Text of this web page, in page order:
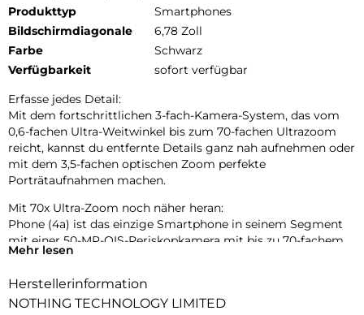
Produkttyp
Smartphones
Bildschirmdiagonale
6,78 Zoll
Farbe
Schwarz
Verfügbarkeit
sofort verfügbar
Erfasse jedes Detail:
Mit dem fortschrittlichen 3-fach-Kamera-System, das vom
0,6-fachen Ultra-Weitwinkel bis zum 70-fachen Ultrazoom
reicht, kannst du entfernte Details ganz nah aufnehmen oder
mit dem 3,5-fachen optischen Zoom perfekte
Porträtaufnahmen machen.
Mit 70x Ultra-Zoom noch näher heran:
Phone (4a) ist das einzige Smartphone in seinem Segment
mit einer 50-MP-OIS-Periskopkamera mit bis zu 70-fachem
Ultra-Zoom. Entwickelt, um Details in jeder Entfernung
Tetraprismen-Periskop-Zoom:
Mehr lesen
Herstellerinformation
NOTHING TECHNOLOGY LIMITED